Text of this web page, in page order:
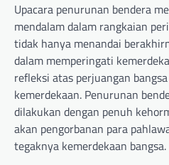
Upacara penurunan bendera
mendalam dalam rangkaian
tidak hanya menandai
dalam memperingati
refleksi atas perjuangan
kemerdekaan. Penurunan
dilakukan dengan penuh
akan pengorbanan para
tegaknya kemerdekaan bangsa.